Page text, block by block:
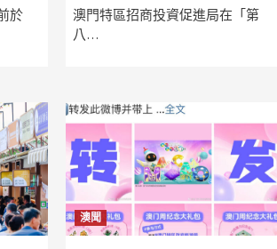
於
澳門特區招商投資促進局在「第
八…
澳聞